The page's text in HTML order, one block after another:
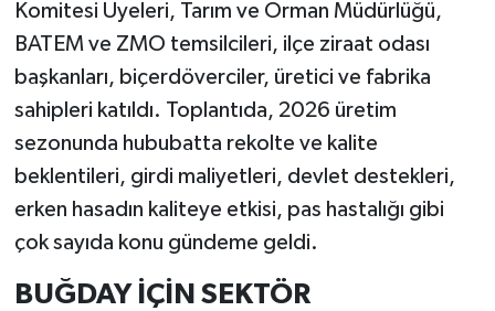
Komitesi Üyeleri, Tarım ve Orman Müdürlüğü,
BATEM ve ZMO temsilcileri, ilçe ziraat odası
başkanları, biçerdöverciler, üretici ve fabrika
sahipleri katıldı. Toplantıda, 2026 üretim
sezonunda hububatta rekolte ve kalite
beklentileri, girdi maliyetleri, devlet destekleri,
erken hasadın kaliteye etkisi, pas hastalığı gibi
çok sayıda konu gündeme geldi.
BUĞDAY İÇİN SEKTÖR